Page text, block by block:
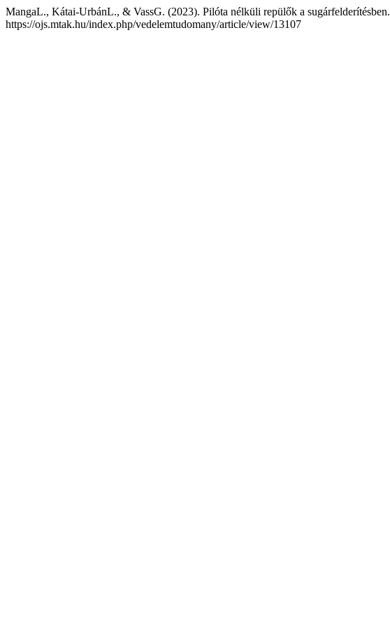
MangaL., Kátai-UrbánL., & VassG. (2023). Pilóta nélküli repülők a sugárfelderítésben.
https://ojs.mtak.hu/index.php/vedelemtudomany/article/view/13107